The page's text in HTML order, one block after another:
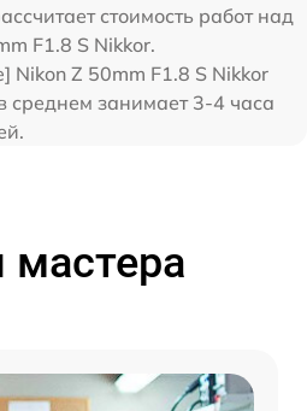
стоимость работ над
F1.8 S Nikkor.
Nikon Z 50mm F1.8 S Nikkor
среднем занимает 3-4 часа